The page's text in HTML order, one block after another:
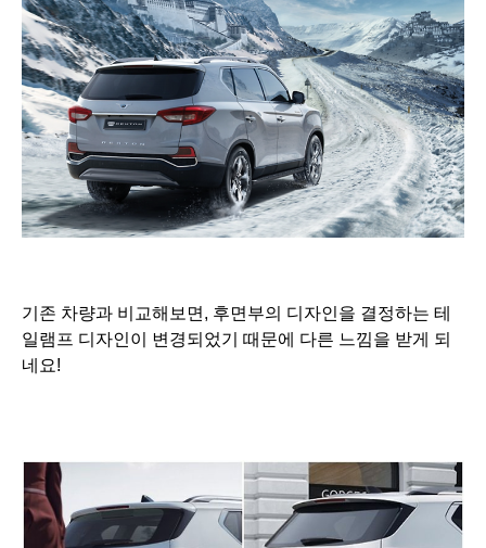
기존 차량과 비교해보면, 후면부의 디자인을 결정하는 테
일램프 디자인이 변경되었기 때문에 다른 느낌을 받게 되
네요!